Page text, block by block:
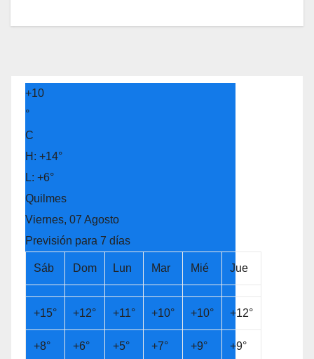
+10
°
C
H: +14°
L: +6°
Quilmes
Viernes, 07 Agosto
Previsión para 7 días
Sáb Dom Lun Mar Mié Jue
+15° +12° +11° +10° +10° +12°
+8° +6° +5° +7° +9° +9°